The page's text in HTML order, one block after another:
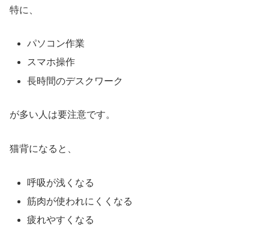
特に、
パソコン作業
スマホ操作
長時間のデスクワーク
が多い人は要注意です。
猫背になると、
呼吸が浅くなる
筋肉が使われにくくなる
疲れやすくなる